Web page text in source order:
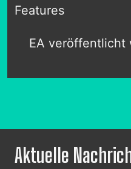
Features
EA veröffentlicht
Aktuelle